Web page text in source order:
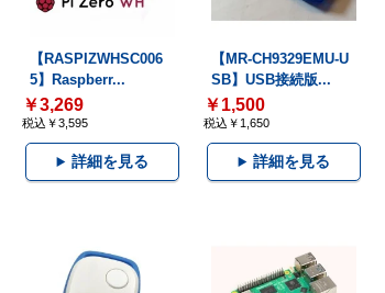
【RASPIZWHSC006
5】Raspberr...
￥3,269
税込￥3,595
詳細を見る
【MR-CH9329EMU-U
SB】USB接続版...
￥1,500
税込￥1,650
詳細を見る